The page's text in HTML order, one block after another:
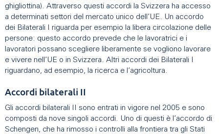
ghigliottina). Attraverso questi accordi la Svizzera ha accesso
a determinati settori del mercato unico dell’UE. Un accordo
dei Bilaterali I riguarda per esempio la libera circolazione delle
persone: questo accordo prevede che le lavoratrici e i
lavoratori possano scegliere liberamente se vogliono lavorare
e vivere nell’UE o in Svizzera. Altri accordi dei Bilaterali I
riguardano, ad esempio, la ricerca e l’agricoltura.
Accordi bilaterali II
Gli accordi bilaterali II sono entrati in vigore nel 2005 e sono
composti da nove singoli accordi. Uno di questi è l’accordo di
Schengen, che ha rimosso i controlli alla frontiera tra gli Stati